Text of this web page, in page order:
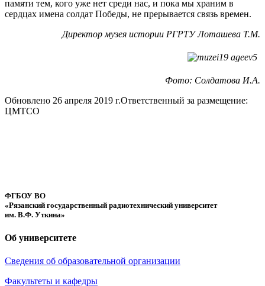
памяти тем, кого уже нет среди нас, и пока мы храним в
сердцах имена солдат Победы, не прерывается связь времен.
Директор музея истории РГРТУ Лоташева Т.М.
Фото: Солдатова И.А.
Обновлено 26 апреля 2019 г.Ответственный за размещение:
ЦМТСО
ФГБОУ ВО
«Рязанский государственный радиотехнический университет
им. В.Ф. Уткина»
Об университете
Сведения об образовательной организации
Факультеты и кафедры